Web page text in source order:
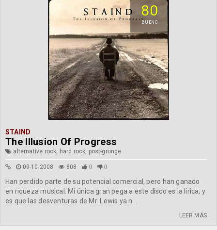
80
BUENO
STAIND
The Illusion Of Progress
alternative rock, hard rock, post-grunge
09-10-2008 808 0 0
Han perdido parte de su potencial comercial, pero han ganado
en riqueza musical. Mi única gran pega a este disco es la lírica, y
es que las desventuras de Mr. Lewis ya n...
LEER MÁS